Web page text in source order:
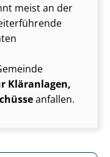
meist an der
Kläranlagen,
anfallen.